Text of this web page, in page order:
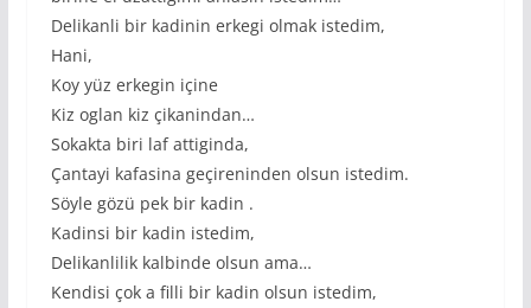
Delikanli bir kadinin erkegi olmak istedim,
Hani,
Koy yüz erkegin içine
Kiz oglan kiz çikanindan…
Sokakta biri laf attiginda,
Çantayi kafasina geçireninden olsun istedim.
Söyle gözü pek bir kadin .
Kadinsi bir kadin istedim,
Delikanlilik kalbinde olsun ama…
Kendisi çok a filli bir kadin olsun istedim,